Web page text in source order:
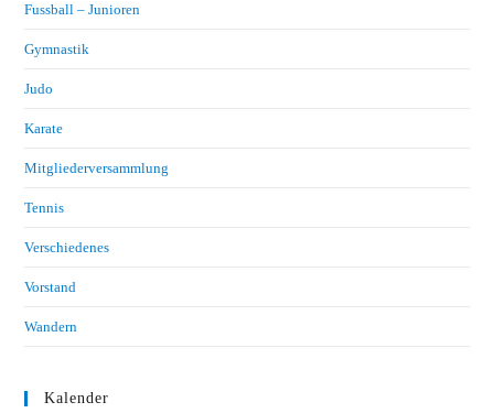
Fussball – Junioren
Gymnastik
Judo
Karate
Mitgliederversammlung
Tennis
Verschiedenes
Vorstand
Wandern
Kalender